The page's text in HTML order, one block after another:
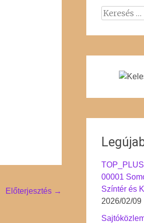
Előterjesztés →
Keresés:
00001
Színtér és
2026/02/09